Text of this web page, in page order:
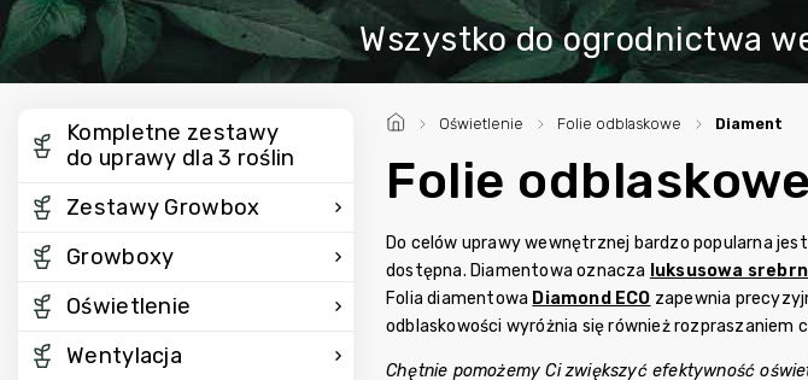
/ Oświetlenie / Folie odblaskowe / Diament
Kompletne zestawy
do uprawy dla 3 roślin
Zestawy Growbox
Growboxy
Oświetlenie
Wentylacja
Folie
Do celów uprawy wewnętrznej bardzo popularna
dostępna. Diamentowa oznacza luksusowa
Folia diamentowa Diamond ECO zapewnia
odblaskowości wyróżnia się również rozpraszaniem
Chętnie pomożemy Ci zwiększyć efektywność